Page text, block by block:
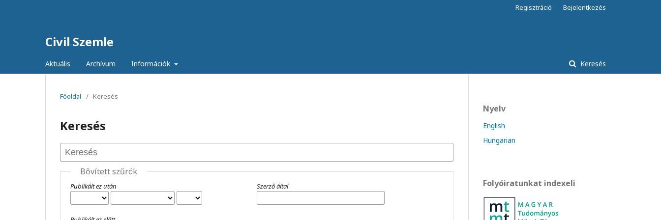
Civil Szemle
Aktuális Archívum Információk Keresés
Regisztráció Bejelentkezés
Főoldal / Keresés
Keresés
Bővített szűrök
Publikált ez után Szerző által
Nyelv
English
Hungarian
Folyóiratunkat indexeli